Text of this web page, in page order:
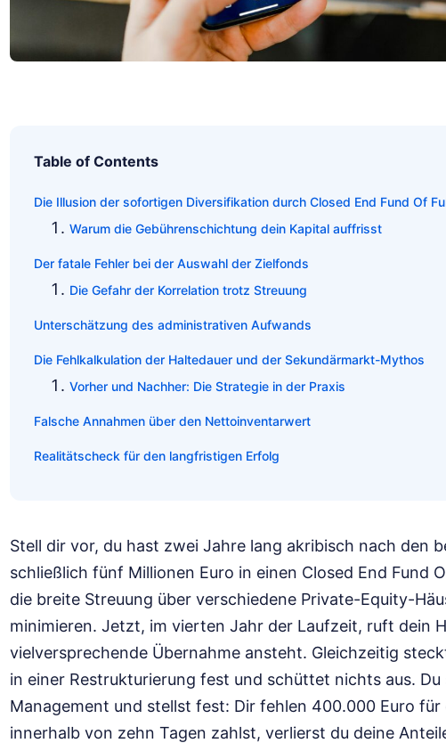
Table of Contents
Die Illusion der sofortigen Diversifikation durch Closed End Fund Of
Warum die Gebührenschichtung dein Kapital auffrisst
Der fatale Fehler bei der Auswahl der Zielfonds
Die Gefahr der Korrelation trotz Streuung
Unterschätzung des administrativen Aufwands
Die Fehlkalkulation der Haltedauer und der Sekundärmarkt-Mythos
Vorher und Nachher: Die Strategie in der Praxis
Falsche Annahmen über den Nettoinventarwert
Realitätscheck für den langfristigen Erfolg
Stell dir vor, du hast zwei Jahre lang akribisch nach den
schließlich fünf Millionen Euro in einen Closed End Fund
die breite Streuung über verschiedene Private-Equity-
minimieren. Jetzt, im vierten Jahr der Laufzeit, ruft dein
vielversprechende Übernahme ansteht. Gleichzeitig
in einer Restrukturierung fest und schüttet nichts aus.
Management und stellst fest: Dir fehlen 400.000 Euro
innerhalb von zehn Tagen zahlst, verlierst du deine